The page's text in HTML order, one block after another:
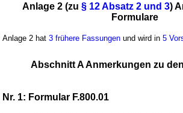
Anlage 2 (zu § 12 Absatz 2 und 3)
Formulare
Anlage 2 hat3 frühere Fassungen und wird in5
Abschnitt A Anmerkungen zu
Nr. 1: Formular F.800.01